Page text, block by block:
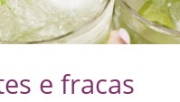
e fracas